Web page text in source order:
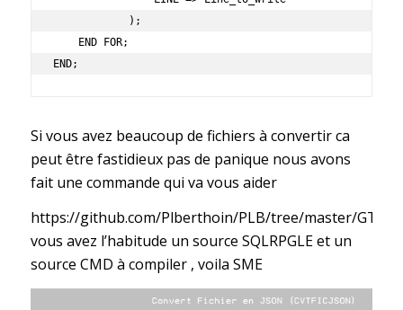
END;
Si vous avez beaucoup de fichiers à convertir ca
peut être fastidieux pas de panique nous avons
fait une commande qui va vous aider
https://github.com/Plberthoin/PLB/tree/master/
vous avez l’habitude un source SQLRPGLE et un
source CMD à compiler , voila SME